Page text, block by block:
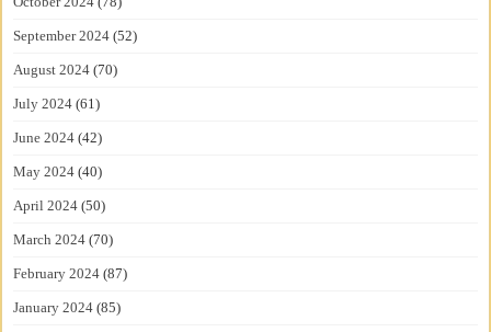
September 2024 (52)
August 2024 (70)
July 2024 (61)
June 2024 (42)
May 2024 (40)
April 2024 (50)
March 2024 (70)
February 2024 (87)
January 2024 (85)